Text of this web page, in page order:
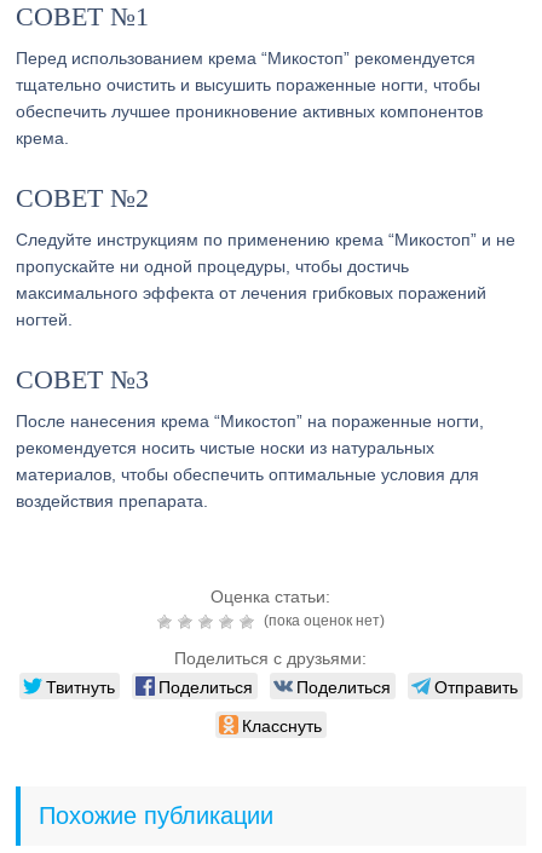
СОВЕТ №1
Перед использованием крема “Микостоп” рекомендуется
тщательно очистить и высушить пораженные ногти, чтобы
обеспечить лучшее проникновение активных компонентов
крема.
СОВЕТ №2
Следуйте инструкциям по применению крема “Микостоп” и не
пропускайте ни одной процедуры, чтобы достичь
максимального эффекта от лечения грибковых поражений
ногтей.
СОВЕТ №3
После нанесения крема “Микостоп” на пораженные ногти,
рекомендуется носить чистые носки из натуральных
материалов, чтобы обеспечить оптимальные условия для
воздействия препарата.
Оценка статьи:
(пока оценок нет)
Поделиться с друзьями:
Твитнуть Поделиться Поделиться
Отправить
Класснуть
Похожие публикации